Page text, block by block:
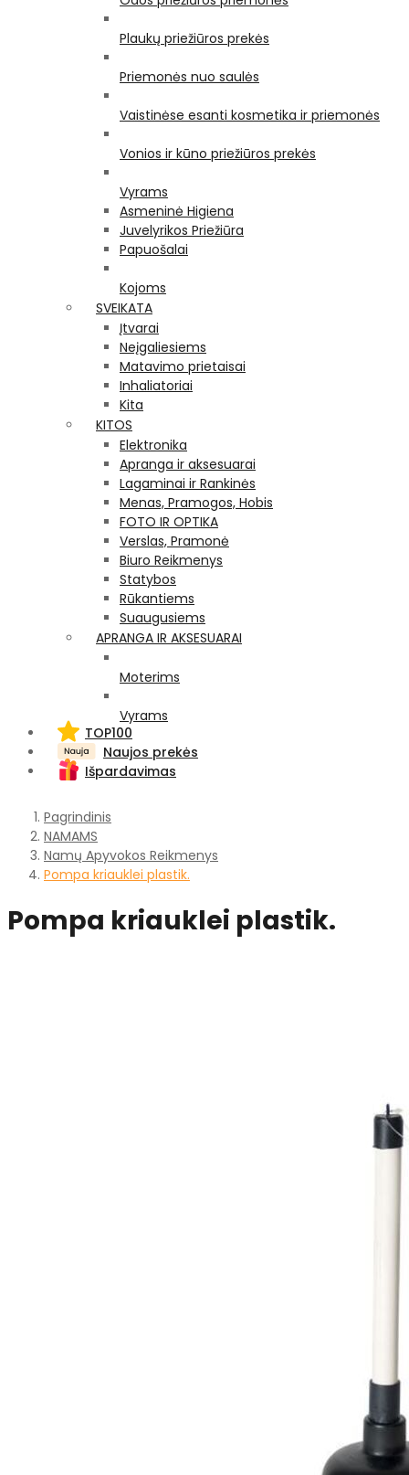
Plaukų priežiūros prekės
Priemonės nuo saulės
Vaistinėse esanti kosmetika ir priemonės
Vonios ir kūno priežiūros prekės
Vyrams
Asmeninė Higiena
Juvelyrikos Priežiūra
Papuošalai
Kojoms
SVEIKATA
Įtvarai
Neįgaliesiems
Matavimo prietaisai
Inhaliatoriai
Kita
KITOS
Elektronika
Apranga ir aksesuarai
Lagaminai ir Rankinės
Menas, Pramogos, Hobis
FOTO IR OPTIKA
Verslas, Pramonė
Biuro Reikmenys
Statybos
Rūkantiems
Suaugusiems
APRANGA IR AKSESUARAI
Moterims
Vyrams
TOP100
Naujos prekės
Išpardavimas
Pagrindinis
NAMAMS
Namų Apyvokos Reikmenys
Pompa kriauklei plastik.
Pompa kriauklei plastik.